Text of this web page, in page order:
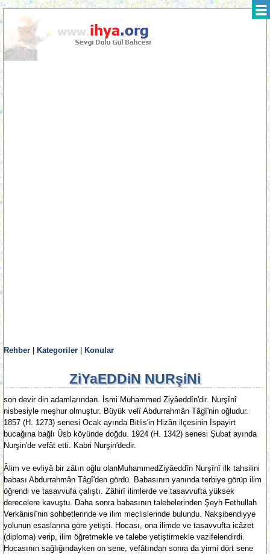
Rehber Kategoriler Konular
ZiYaEDDiN NURşiNi
son devir din adamlarından. İsmi Muhammed Ziyâeddîn'dir. Nurşînî
nisbesiyle meşhur olmuştur. Büyük velî Abdurrahmân Tâgî'nin oğludur.
1857 (H. 1273) senesi Ocak ayında Bitlis'in Hizân ilçesinin İspayirt
bucağına bağlı Üsb köyünde doğdu. 1924 (H. 1342) senesi Şubat ayında
Nurşin'de vefât etti. Kabri Nurşin'dedir.
Âlim ve evliyâ bir zâtın oğlu olanMuhammedZiyâeddîn Nurşînî ilk tahsilini
babası Abdurrahmân Tâgî'den gördü. Babasının yanında terbiye görüp ilim
öğrendi ve tasavvufa çalıştı. Zâhirî ilimlerde ve tasavvufta yüksek
derecelere kavuştu. Daha sonra babasının talebelerinden Şeyh Fethullah
Verkânisî'nin sohbetlerinde ve ilim meclislerinde bulundu. Nakşibendiyye
yolunun esaslarına göre yetişti. Hocası, ona ilimde ve tasavvufta icâzet
(diploma) verip, ilim öğretmekle ve talebe yetiştirmekle vazifelendirdi.
Hocasının sağlığındayken on sene, vefâtından sonra da yirmi dört sene